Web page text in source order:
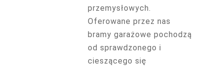
przemysłowych.
Oferowane przez nas
bramy garażowe pochodzą
od sprawdzonego i
cieszącego się